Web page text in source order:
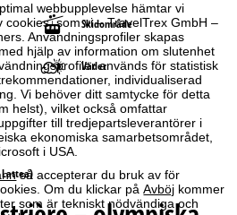
webbupplevelse hämtar vi
som vi – TravelTrex GmbH –
Användningsprofiler skapas
hjälp av information om slutenhet
används för statistisk
individualiserad
Vi behöver ditt samtycke för detta
helst), vilket också omfattar
till tredjepartsleverantörer i
ekonomiska samarbetsområdet,
i USA.
så accepterar du bruk av för
Om du klickar påAvböj kommer
som är tekniskt nödvändiga och
Skidområde
Väder
Lattea)